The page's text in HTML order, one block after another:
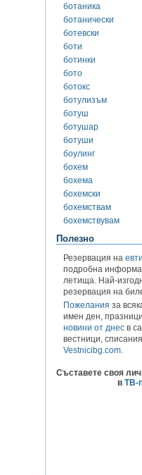
ботаника
ботанически
ботевски
боти
ботинки
бото
ботокс
ботулизъм
ботуш
ботушар
ботуши
боулинг
бохем
бохема
бохемски
бохемствам
бохемствувам
Полезно
Резервация на
подробна
летища. Най-
резервация на
Пожелания за
имен ден,
новини от днес в
вестници,
Vestnicibg.com.
Съставете своя
в ТВ-